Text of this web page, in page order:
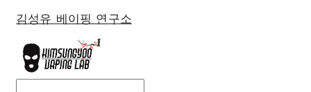
김성유 베이핑 연구소